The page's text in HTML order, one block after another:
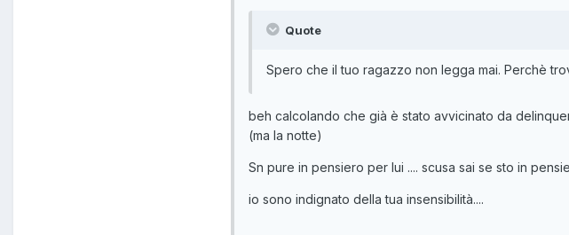
Quote
Spero che il tuo ragazzo non legga mai. Perchè
beh calcolando che già è stato avvicinato da
(ma la notte)
Sn pure in pensiero per lui .... scusa sai se sto in
io sono indignato della tua insensibilità....